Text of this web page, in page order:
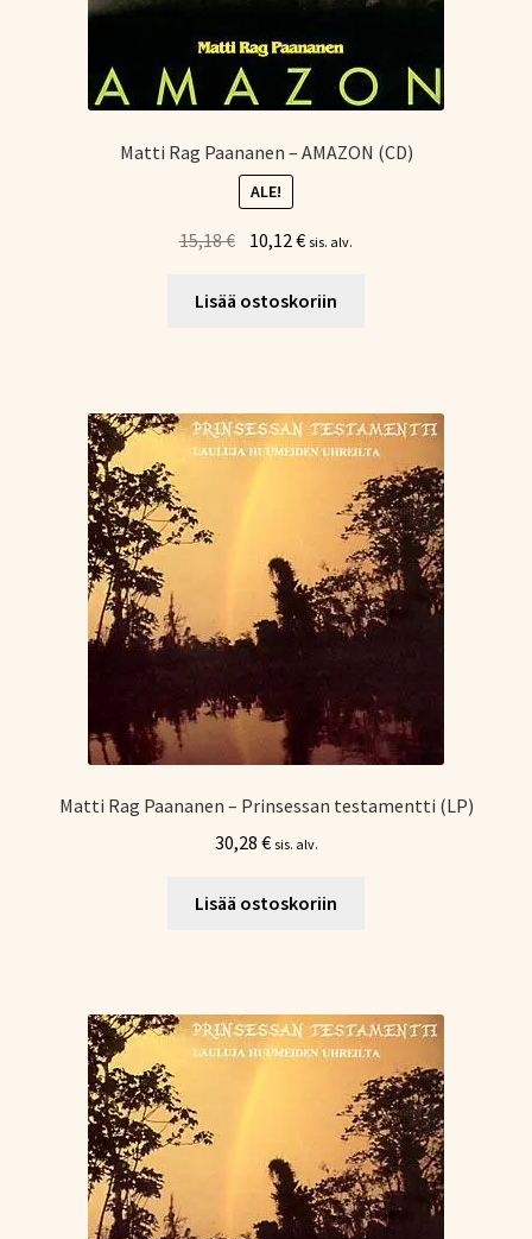
Matti Rag Paananen – AMAZON (CD)
ALE!
15,18€ Alkuperäinen
oli:
10,12€Nykyinen
on:
sis. alv.
Lisää ostoskoriin
Matti Rag Paananen – Prinsessan testamentti (LP)
30,28 € sis. alv.
Lisää ostoskoriin